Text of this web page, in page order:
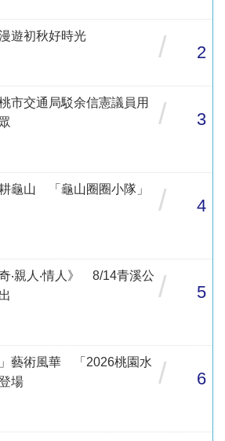
遊初秋好時光
/ 2
市交通局駁余信憲議員用
/ 3
龜山 「龜山圈圈小隊」
/ 4
‧親人‧情人》 8/14青溪公 / 5
藝術風華 「2026桃園水
場
/ 6